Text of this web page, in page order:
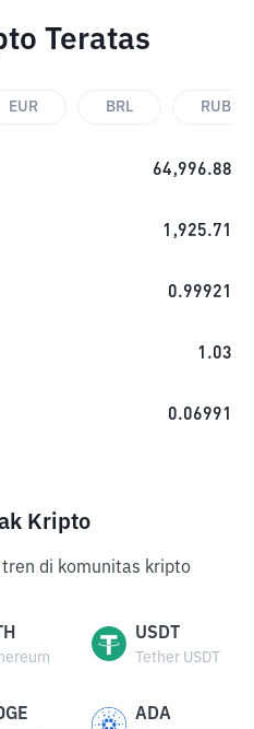
Teratas
EUR BRL RUB
64,996.88
1,925.71
0.99921
1.03
0.06991
Kripto
di komunitas kripto
USDT
Tether USDT
ADA